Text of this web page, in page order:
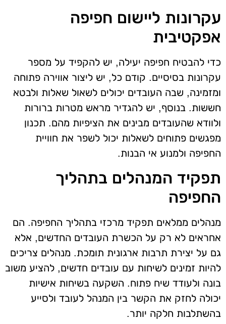
עקרונות ליישום חפיפה
אפקטיבית
כדי להבטיח חפיפה יעילה, יש להקפיד על מספר
עקרונות בסיסיים. קודם כל, יש ליצור אווירה פתוחה
ומזמינה, שבה העובדים יכולים לשאול שאלות ולבטא
חששות. בנוסף, יש להגדיר מראש מטרות ברורות
ולוודא שהעובדים מבינים את הציפיות מהם. תכנון
מפגשים פתוחים לשאלות יכול לשפר את חוויית
החפיפה ולמנוע אי הבנות.
תפקיד המנהלים בתהליך
החפיפה
מנהלים ממלאים תפקיד מרכזי בתהליך החפיפה. הם
אחראים לא רק על הכשרת העובדים החדשים, אלא
גם על יצירת תרבות ארגונית תומכת. מנהלים צריכים
להיות זמינים לשיחות עם עובדים חדשים, להציע משוב
בונה ולעודד שיח פתוח. השקעה בשיחות אישיות
יכולה לחזק את הקשר בין המנהל לעובד ולסייע
בהשתלבות חלקה יותר.